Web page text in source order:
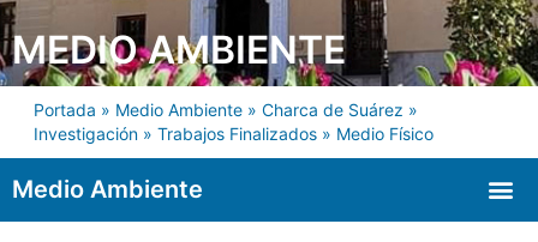
MEDIO AMBIENTE
Portada » Medio Ambiente » Charca de Suárez »
Investigación » Trabajos Finalizados » Medio Físico
Medio Ambiente